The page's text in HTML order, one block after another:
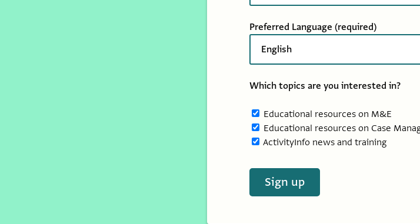
Preferred Language (required)
Which topics are you interested in?
Educational resources on M&E
Educational resources on Case
ActivityInfo news and training
Sign up